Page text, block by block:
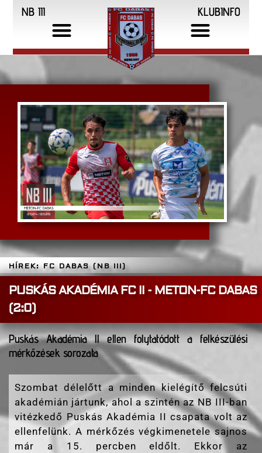
NB III KLUBINFO
HÍREK: FC DABAS (NB III)
PUSKÁS AKADÉMIA FC II - METON-FC DABAS
(2:0)
Puskás Akadémia ll ellen folytatódott a felkészülési
mérkőzések sorozata
Szombat délelőtt a minden kielégítő felcsúti
akadémián jártunk, ahol a szintén az NB III-ban
vitézkedő Puskás Akadémia II csapata volt az
ellenfelünk. A mérkőzés végkimenetele sajnos
már a 15. percben eldőlt. Ekkor az